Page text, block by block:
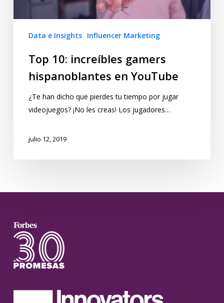
Data e Insights Influencer Marketing
Top 10: increíbles gamers
hispanoblantes en YouTube
¿Te han dicho que pierdes tu tiempo por jugar
videojuegos? ¡No les creas! Los jugadores…
julio 12, 2019